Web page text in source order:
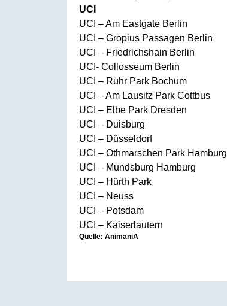
UCI
UCI – Am Eastgate Berlin
UCI – Gropius Passagen Berlin
UCI – Friedrichshain Berlin
UCI- Collosseum Berlin
UCI – Ruhr Park Bochum
UCI – Am Lausitz Park Cottbus
UCI – Elbe Park Dresden
UCI – Duisburg
UCI – Düsseldorf
UCI – Othmarschen Park Hamburg
UCI – Mundsburg Hamburg
UCI – Hürth Park
UCI – Neuss
UCI – Potsdam
UCI – Kaiserlautern
Quelle: AnimaniA